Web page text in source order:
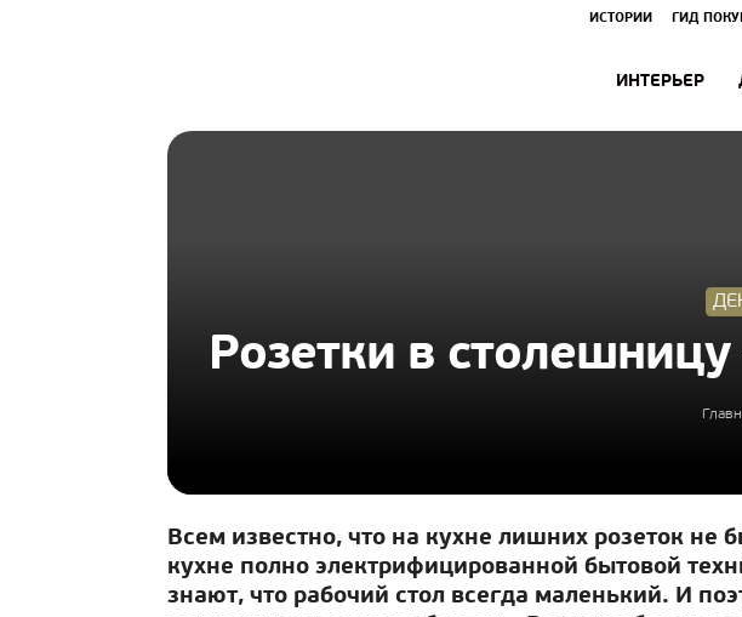
ИСТОРИИ ГИД
ИНТЕРЬЕР
Розетки в
Всем известно, что на кухне лишних розеток не
кухне полно электрифицированной бытовой
знают, что рабочий стол всегда маленький. И